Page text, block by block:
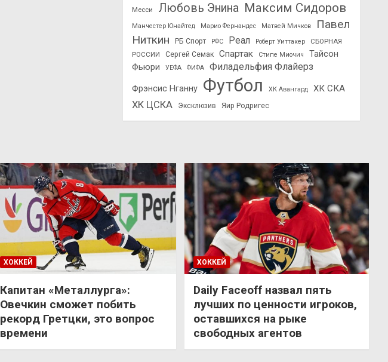
Месси
Любовь Энина Максим Сидоров
Манчестер Юнайтед Марио Фернандес Матвей Мичков
Павел
Ниткин
РБ Спорт РФС Реал Роберт Уиттакер
СБОРНАЯ
РОССИИ
Сергей Семак Спартак Стипе Миочич
Тайсон
Фьюри
УЕФА ФИФА Филадельфия Флайерз
Фрэнсис Нганну Футбол ХК Авангард ХК СКА
ХК ЦСКА Эксклюзив Яир Родригес
ХОККЕЙ
Капитан «Металлурга»:
Овечкин сможет побить
рекорд Гретцки, это вопрос
времени
ХОККЕЙ
Daily Faceoff назвал пять
лучших по ценности игроков,
оставшихся на рыке
свободных агентов